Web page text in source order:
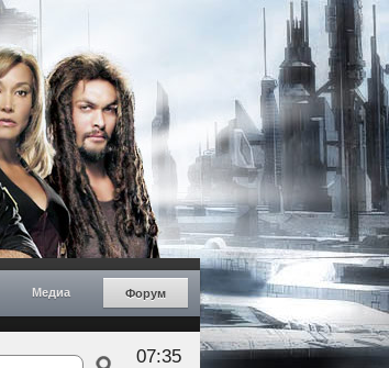
Медиа Форум
07:35